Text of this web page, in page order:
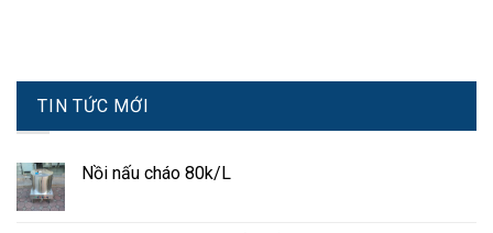
TIN TỨC MỚI
Nồi nấu cháo 80k/L